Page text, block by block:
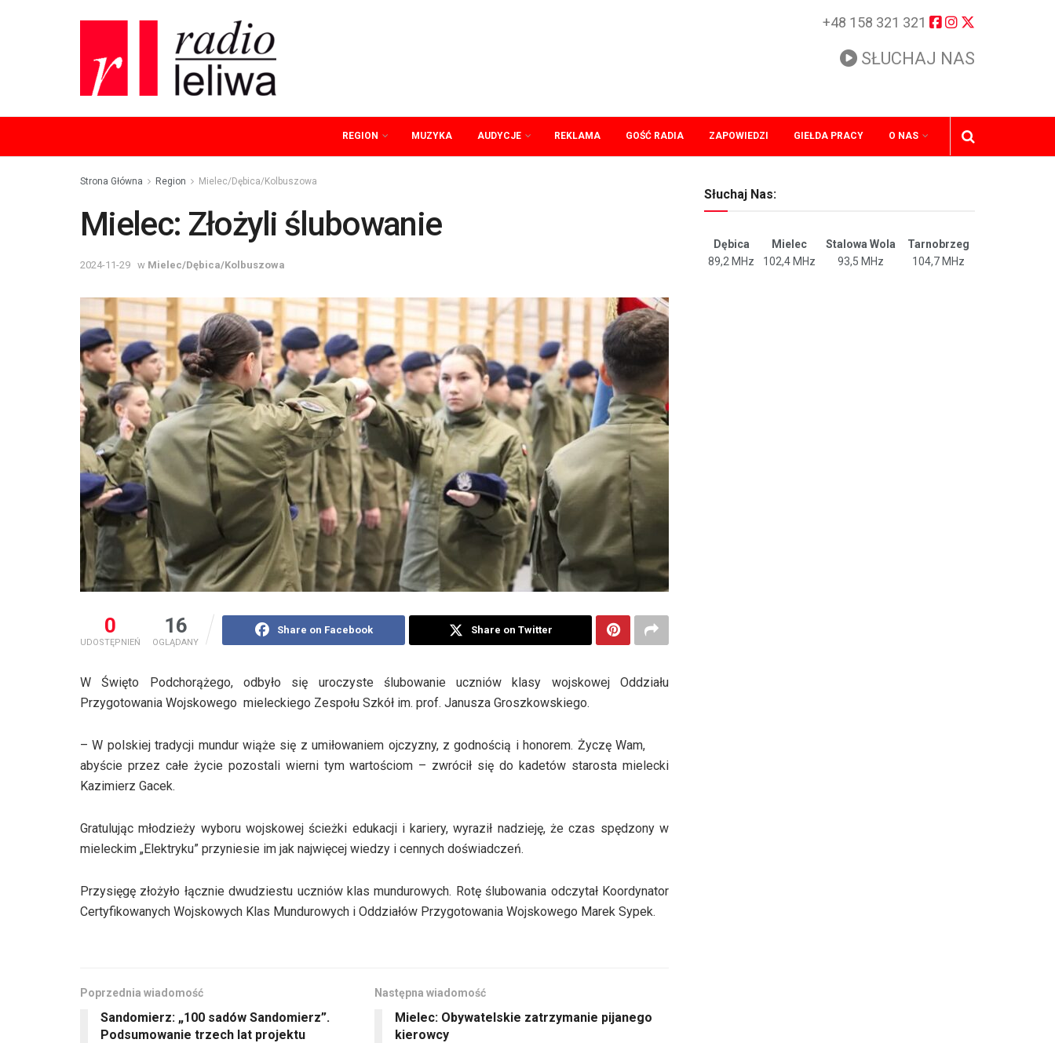
+48 158 321 321
SŁUCHAJ NAS
REGION MUZYKA AUDYCJE REKLAMA GOŚĆ RADIA ZAPOWIEDZI GIEŁDA PRACY O NAS
Strona Główna Region Mielec/Dębica/Kolbuszowa
Mielec: Złożyli ślubowanie
2024-11-29 w Mielec/Dębica/Kolbuszowa
0
UDOSTĘPNIEŃ
16
OGLĄDANY
Share on Facebook Share on Twitter
W Święto Podchorążego, odbyło się uroczyste ślubowanie uczniów klasy wojskowej Oddziału
Przygotowania Wojskowego mieleckiego Zespołu Szkół im. prof. Janusza Groszkowskiego.
– W polskiej tradycji mundur wiąże się z umiłowaniem ojczyzny, z godnością i honorem. Życzę Wam,
abyście przez całe życie pozostali wierni tym wartościom – zwrócił się do kadetów starosta mielecki
Kazimierz Gacek.
Gratulując młodzieży wyboru wojskowej ścieżki edukacji i kariery, wyraził nadzieję, że czas spędzony w
mieleckim „Elektryku” przyniesie im jak najwięcej wiedzy i cennych doświadczeń.
Przysięgę złożyło łącznie dwudziestu uczniów klas mundurowych. Rotę ślubowania odczytał Koordynator
Certyfikowanych Wojskowych Klas Mundurowych i Oddziałów Przygotowania Wojskowego Marek Sypek.
Poprzednia wiadomość
Sandomierz: „100 sadów Sandomierz”.
Podsumowanie trzech lat projektu
Następna wiadomość
Mielec: Obywatelskie zatrzymanie pijanego
kierowcy
Słuchaj Nas:
Dębica Mielec Stalowa Wola
Tarnobrzeg
89,2 MHz
102,4 MHz 93,5 MHz 104,7 MHz